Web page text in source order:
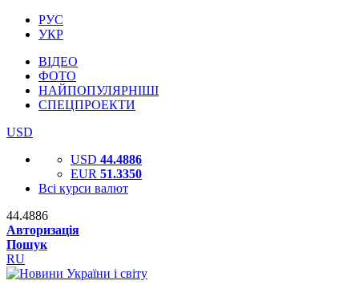
РУС
УКР
ВІДЕО
ФОТО
НАЙПОПУЛЯРНІШІ
СПЕЦПРОЕКТИ
USD
USD 44.4886
EUR 51.3350
Всі курси валют
44.4886
Авторизація
Пошук
RU